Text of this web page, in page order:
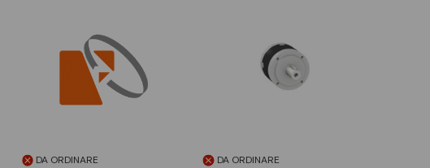
DA ORDINARE
DA ORDINARE